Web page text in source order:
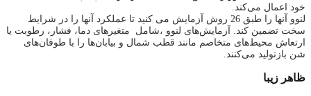
خود اعمال می‌کند.
لنوو آنها را طبق 26 روش آزمایش می کنید تا عملکرد آنها را در شرایط
سخت تضمین کند. آزمایش‌های لنوو ،شامل متغیرهای دما، فشار، رطوبت یا
ارتعاش محیط‌های متخاصم مانند قطب شمال و بیابان‌ها را با طوفان‌های
شن بازتولید می‌کنند.
ظاهر زیبا